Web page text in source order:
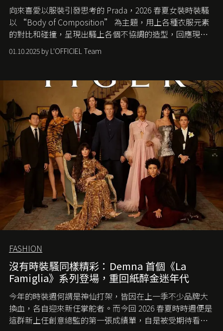
向來喜愛以服裝引發思考的 Prada，2026 春夏女裝時裝騷
以 “Body of Composition” 為主題，用上各種衣服元素
的對比和碰撞，呈現出騷上各個不協調的造型，回應現今
社會各種資訊、文化超載的現象。
01.10.2025 by L'OFFICIEL Team
FASHION
沒有時裝騷同樣精彩：Demna 首個《La
Famiglia》系列登場，重回紙醉金迷年代
今年的時裝週何謂是神仙打架，皆因在上一季不少品牌大
換血，各自迎來新任掌舵者。而今回 2026 春夏時時週便是
這群新上任創意總監的第一張成績單，自是被受期待看他